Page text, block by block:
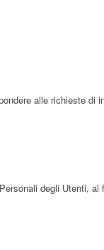
alle richieste di
degli Utenti, al